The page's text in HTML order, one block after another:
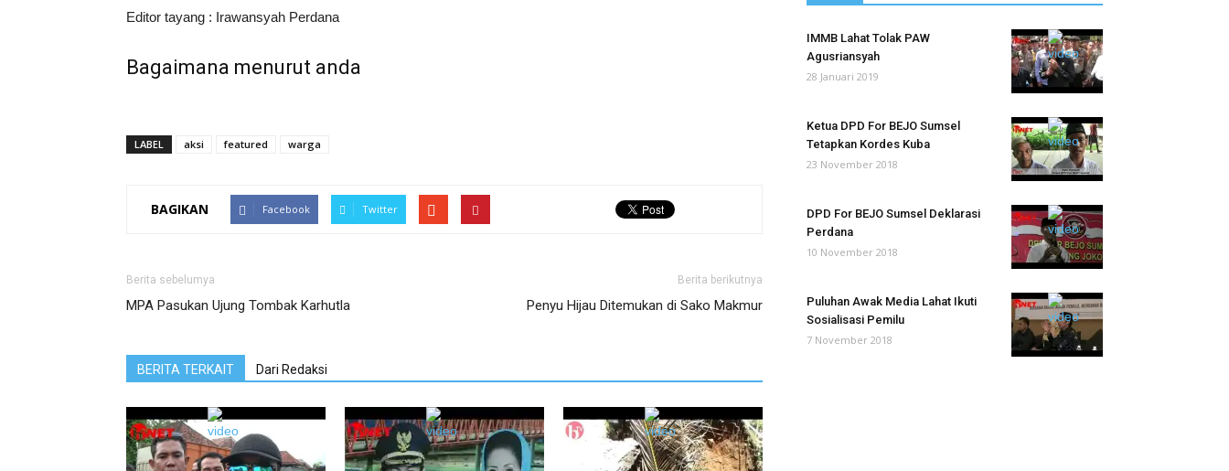
Editor tayang : Irawansyah Perdana
Bagaimana menurut anda
LABEL aksi featured warga
BAGIKAN Facebook Twitter
Berita sebelumya
MPA Pasukan Ujung Tombak Karhutla
Berita berikutnya
Penyu Hijau Ditemukan di Sako Makmur
BERITA TERKAIT Dari Redaksi
IMMB Lahat Tolak PAW
Agusriansyah
28 Januari 2019
Ketua DPD For BEJO Sumsel
Tetapkan Kordes Kuba
23 November 2018
DPD For BEJO Sumsel Deklarasi
Perdana
10 November 2018
Puluhan Awak Media Lahat Ikuti
Sosialisasi Pemilu
7 November 2018